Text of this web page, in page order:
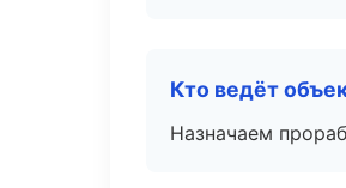
Кто ведёт
Назначаем